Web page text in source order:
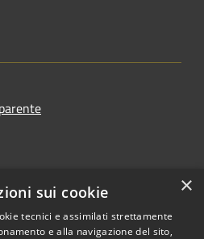
×
sui cookie
tecnici e assimilati strettamente
e alla navigazione del sito,